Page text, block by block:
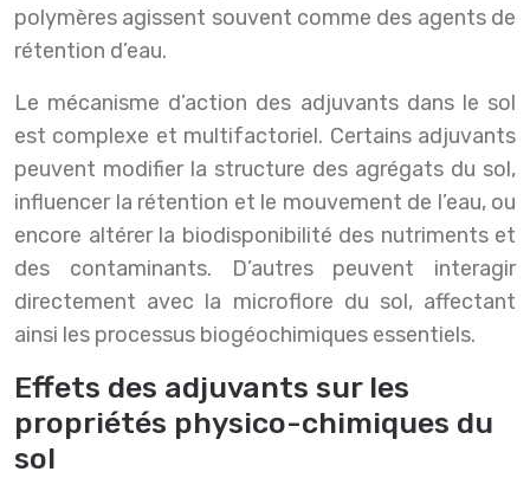
polymères agissent souvent comme des agents de
rétention d’eau.
Le mécanisme d’action des adjuvants dans le sol
est complexe et multifactoriel. Certains adjuvants
peuvent modifier la structure des agrégats du sol,
influencer la rétention et le mouvement de l’eau, ou
encore altérer la biodisponibilité des nutriments et
des contaminants. D’autres peuvent interagir
directement avec la microflore du sol, affectant
ainsi les processus biogéochimiques essentiels.
Effets des adjuvants sur les
propriétés physico-chimiques du
sol